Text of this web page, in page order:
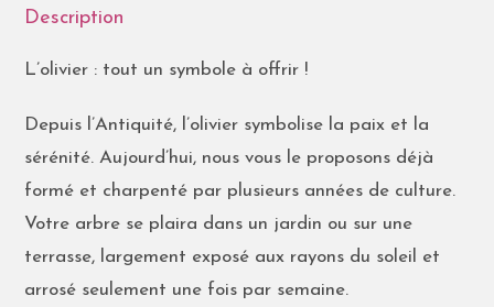
Description
L’olivier : tout un symbole à offrir !
Depuis l’Antiquité, l’olivier symbolise la paix et la
sérénité. Aujourd’hui, nous vous le proposons déjà
formé et charpenté par plusieurs années de culture.
Votre arbre se plaira dans un jardin ou sur une
terrasse, largement exposé aux rayons du soleil et
arrosé seulement une fois par semaine.